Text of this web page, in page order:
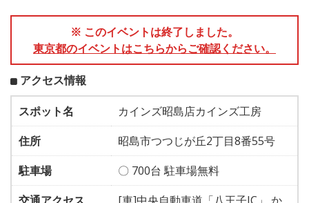
※ このイベントは終了しました。
東京都のイベントはこちらからご確認ください。
アクセス情報
スポット名
カインズ昭島店カインズ工房
住所
昭島市つつじが丘2丁目8番55号
駐車場
〇 700台 駐車場無料